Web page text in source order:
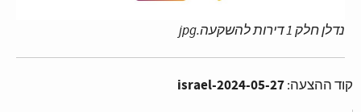
נדלן חלק 1 דירות להשקעה.jpg
קוד ההצעה:israel-2024-05-27